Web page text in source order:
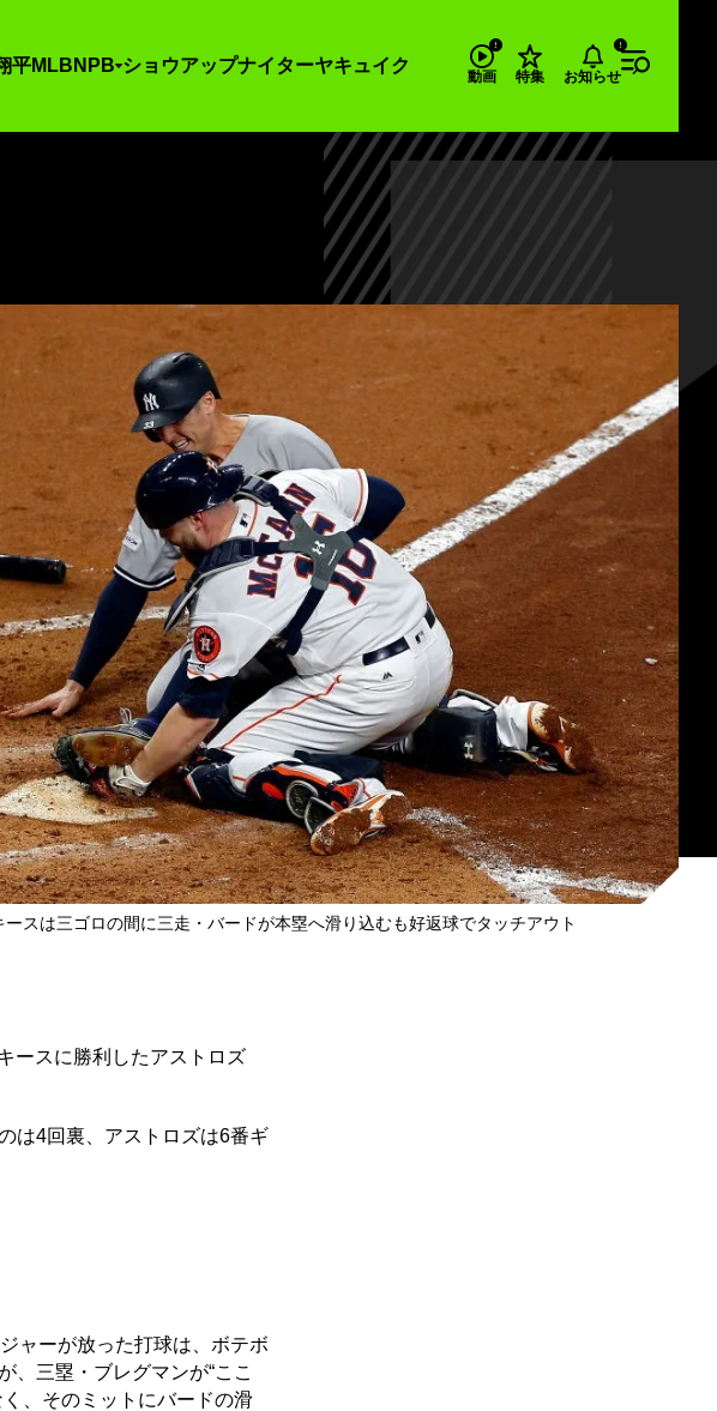
平MLB NPB ショウアップナイターヤキュイク
動画 特集 お知らせ
スは三ゴロの間に三走・バードが本塁へ滑り込むも好返球でタッチアウト
ースに勝利したアストロズ
は4回裏、アストロズは6番ギ
ャーが放った打球は、ボテボ
、三塁・ブレグマンが“ここ
、そのミットにバードの滑